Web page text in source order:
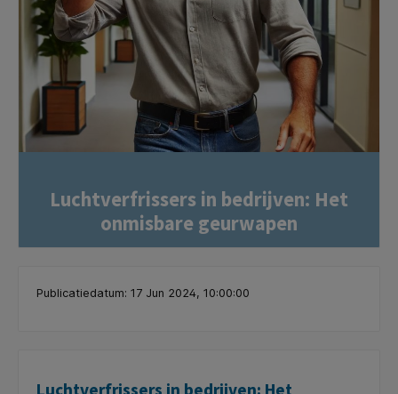
Luchtverfrissers in bedrijven: Het
onmisbare geurwapen
Publicatiedatum: 17 Jun 2024, 10:00:00
Luchtverfrissers in bedrijven: Het